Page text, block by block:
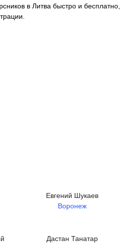
в Литва быстро и бесплатно,
Евгений Шукаев
Воронеж
Дастан Танатар